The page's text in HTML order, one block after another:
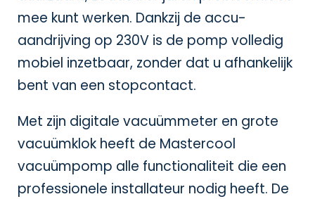
mee kunt werken. Dankzij de accu-
aandrijving op 230V is de pomp volledig
mobiel inzetbaar, zonder dat u afhankelijk
bent van een stopcontact.
Met zijn digitale vacuümmeter en grote
vacuümklok heeft de Mastercool
vacuümpomp alle functionaliteit die een
professionele installateur nodig heeft. De